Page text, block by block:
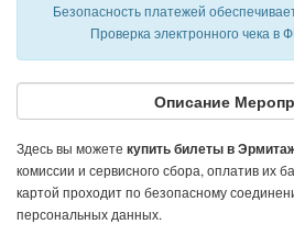
Безопасность платежей
Проверка электронного чека
Описание
Здесь вы можете купить билеты в
комиссии и сервисного сбора, оплатив их
картой проходит по безопасному
персональных данных.